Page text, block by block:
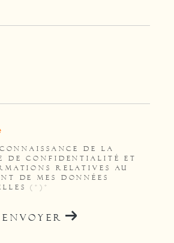
DE LA
DE CONFIDENTIALITÉ ET
RELATIVES AU
DE MES DONNÉES
(*)*
ENVOYER